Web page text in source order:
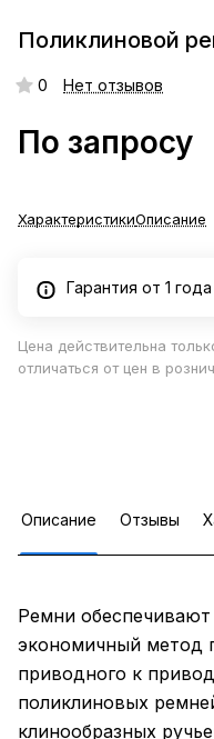
Поликлиновой
0 Нет отзывов
По запросу
ХарактеристикиОписание
Гарантия от 1 года
Цена действительна
отличаться от цен в
Описание Отзывы
Ремни
экономичный метод
приводного к
поликлиновых
клинообразных